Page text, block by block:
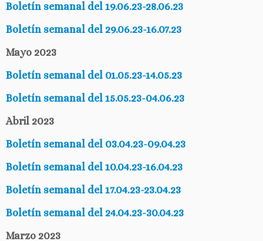
Boletín semanal del 19.06.23-28.06.23
Boletín semanal del 29.06.23-16.07.23
Mayo 2023
Boletín semanal del 01.05.23-14.05.23
Boletín semanal del 15.05.23-04.06.23
Abril 2023
Boletín semanal del 03.04.23-09.04.23
Boletín semanal del 10.04.23-16.04.23
Boletín semanal del 17.04.23-23.04.23
Boletín semanal del 24.04.23-30.04.23
Marzo 2023